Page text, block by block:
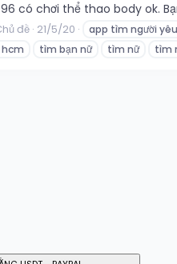
có chơi thể thao body ok.
đề 21/5/20 app tìm người yêu
tìm bạn nữ tìm nữ tìm